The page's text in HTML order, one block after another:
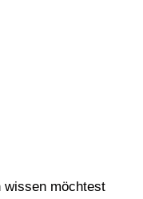
wissen möchtest